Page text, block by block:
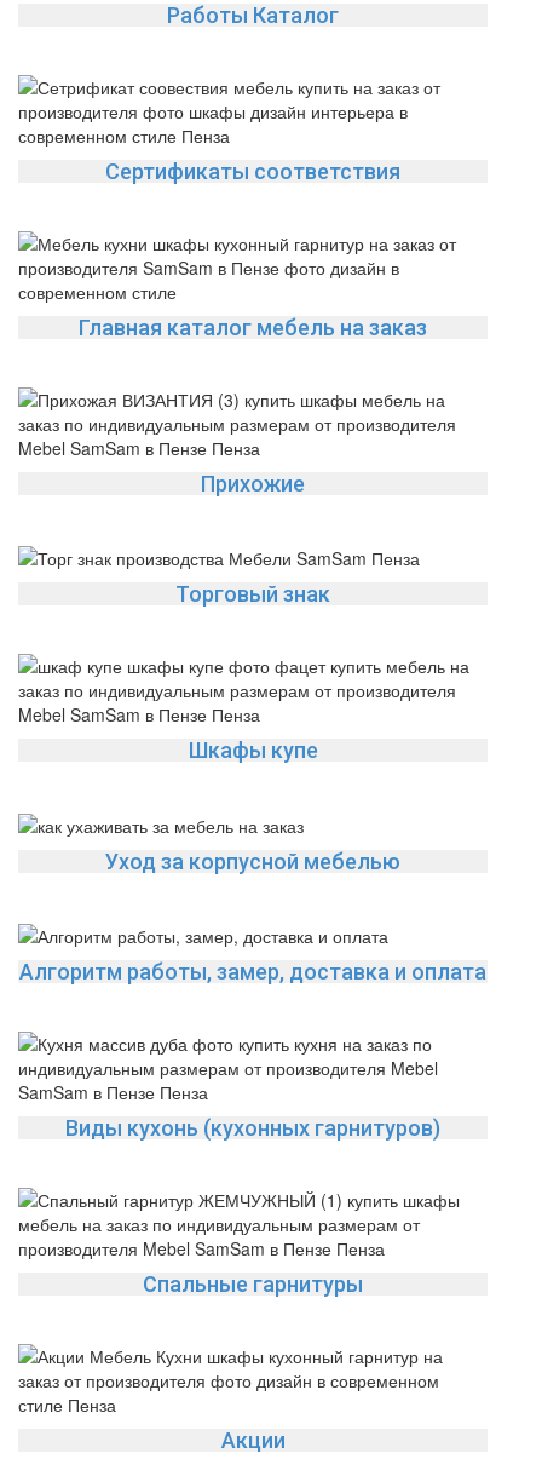
Работы Каталог
Сертификаты соответствия
Главная каталог мебель на заказ
Прихожие
Торговый знак
Шкафы купе
Уход за корпусной мебелью
Алгоритм работы, замер, доставка и оплата
Виды кухонь (кухонных гарнитуров)
Спальные гарнитуры
Акции